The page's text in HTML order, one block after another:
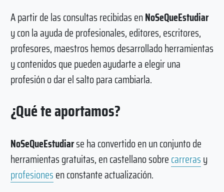
A partir de las consultas recibidas enNoSeQueEstudiar
y con la ayuda de profesionales, editores, escritores,
profesores, maestros hemos desarrollado herramientas
y contenidos que pueden ayudarte a elegir una
profesión o dar el salto para cambiarla.
¿Qué te aportamos?
NoSeQueEstudiarse ha convertido en un conjunto de
herramientas gratuitas, en castellano sobrecarrerasy
profesionesen constante actualización.